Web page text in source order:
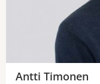
Antti Timonen